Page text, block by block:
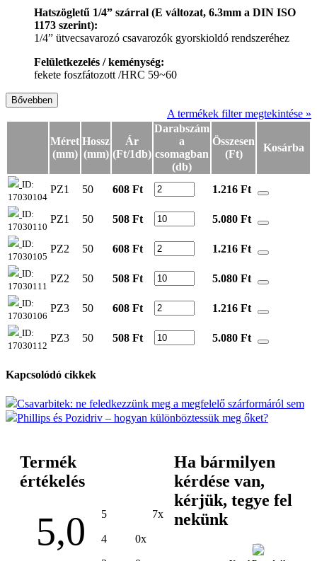
Hatszögletű 1/4” szárral (E változat, 6.3mm a DIN ISO
1173 szerint):
1/4” ütvecsavarozó csavarozók gyorskioldó rendszeréhez
Felületkezelés / keménység:
fekete foszfátozott /HRC 59~60
Bővebben
A termékek filter megtekintése »
Méret
(mm)
Hossz
(mm)
Ár
(Ft/1db)
Darabszám
a
csomagban
(db)
Összesen
(Ft)
Kosárba
ID:
17030104
PZ1 50 608 Ft 1.216 Ft
ID:
17030110
PZ1 50 508 Ft 5.080 Ft
ID:
17030105
PZ2 50 608 Ft 1.216 Ft
ID:
17030111
PZ2 50 508 Ft 5.080 Ft
ID:
17030106
PZ3 50 608 Ft 1.216 Ft
ID:
17030112
PZ3 50 508 Ft 5.080 Ft
Kapcsolódó cikkek
Csavarbitek: ne feledkezzünk meg a megfelelő szárformáról sem
Phillips és Pozidriv – hogyan különböztessük meg őket?
Termék
értékelés
5,0 5 7x
4 0x
Ha bármilyen
kérdése van,
kérjük, tegye fel
nekünk